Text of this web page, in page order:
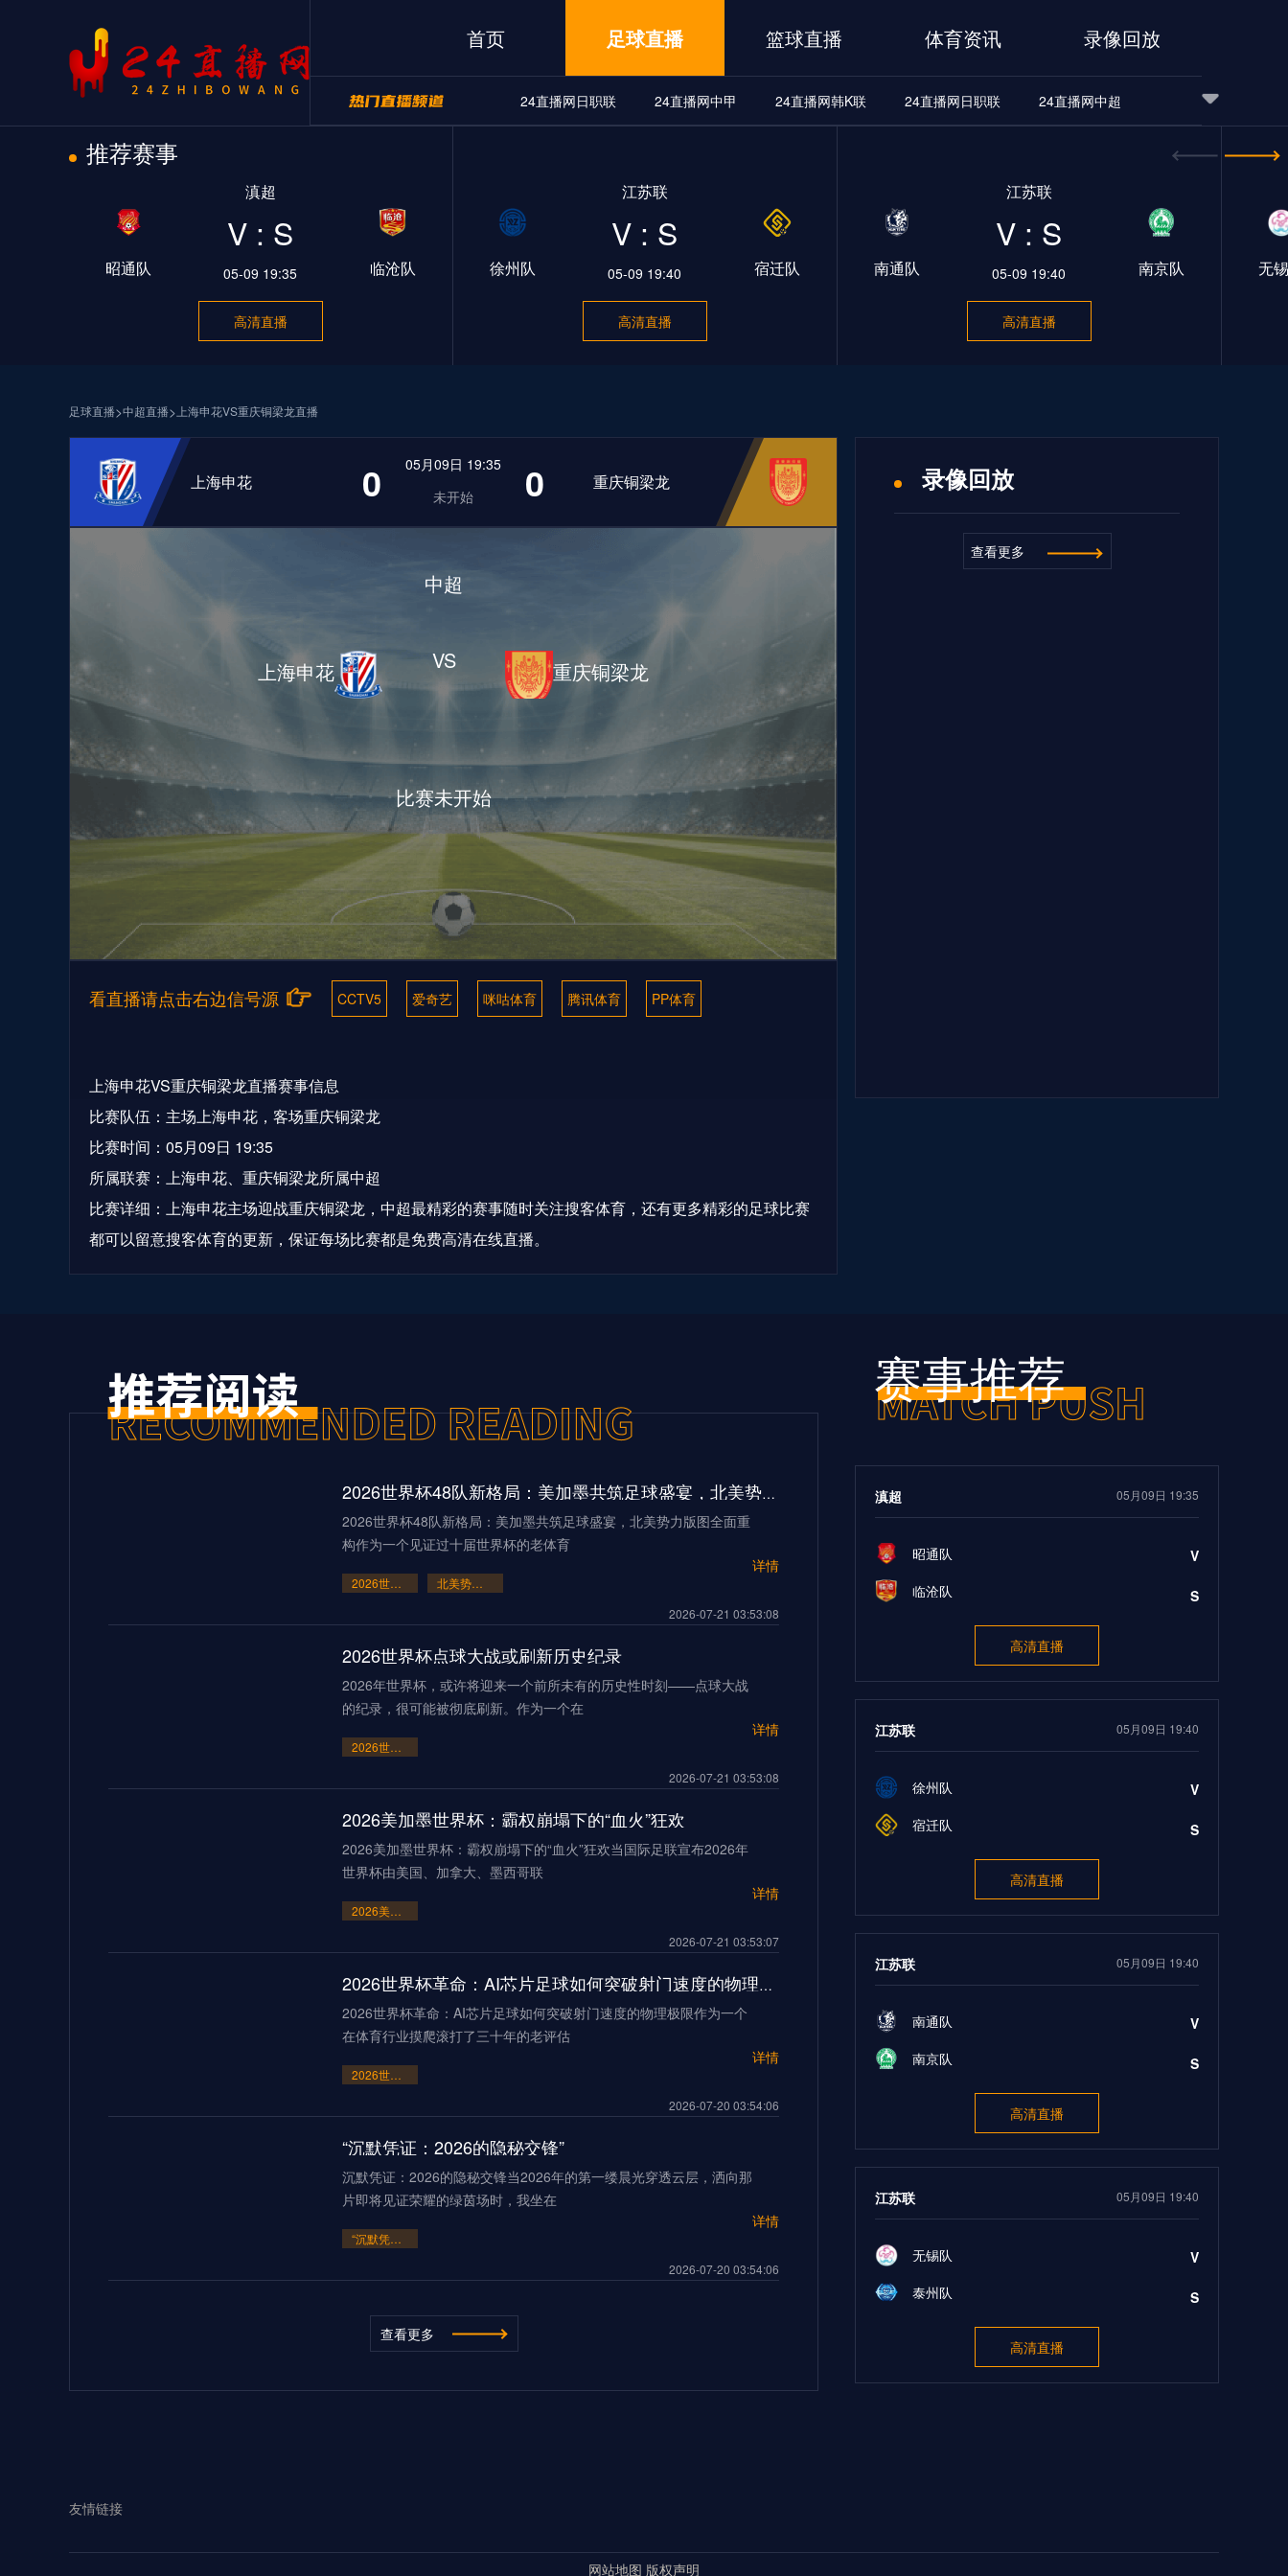
首页 足球直播 篮球直播 体育资讯 录像回放
24直播网日职联 24直播网中甲 24直播网韩K联 24直播网日职联 24直播网中超
24直播网NBA
24直播网韩K联 24直播网NBA
推荐赛事
昭通队
滇超
V : S
05-09 19:35 临沧队
高清直播
徐州队
江苏联
V : S
05-09 19:40 宿迁队
高清直播
南通队
江苏联
V : S
05-09 19:40 南京队
高清直播
无
足球直播>中超直播> 上海申花VS重庆铜梁龙直播
上海申花 0
05月09日 19:35
未开始
0 重庆铜梁龙
上海申花
中超
VS
比赛未开始
重庆铜梁龙
看直播请点击右边信号源 CCTV5 爱奇艺 咪咕体育 腾讯体育 PP体育
上海申花VS重庆铜梁龙直播赛事信息
比赛队伍：主场上海申花，客场重庆铜梁龙
比赛时间：05月09日 19:35
所属联赛：上海申花、重庆铜梁龙所属中超
比赛详细：上海申花主场迎战重庆铜梁龙，中超最精彩的赛事随时关注搜客体育，还有更多精彩的足球比赛
都可以留意搜客体育的更新，保证每场比赛都是免费高清在线直播。
录像回放
查看更多
2026世界杯48队新格局：美加墨共筑足球盛宴，北美势力版图全面重构
2026世界杯48队新格局：美加墨共筑足球盛宴，北美势力版图全面重
构作为一个见证过十届世界杯的老体育
详情
2026世界杯48队新格局：美加墨共筑足球盛宴
北美势力版图全面重构
2026-07-21 03:53:08
2026世界杯点球大战或刷新历史纪录
2026年世界杯，或许将迎来一个前所未有的历史性时刻——点球大战
的纪录，很可能被彻底刷新。作为一个在
详情
2026世界杯点球大战或刷新历史纪录
2026-07-21 03:53:08
2026美加墨世界杯：霸权崩塌下的“血火”狂欢
2026美加墨世界杯：霸权崩塌下的“血火”狂欢当国际足联宣布2026年
世界杯由美国、加拿大、墨西哥联
详情
2026美加墨世界杯：霸权崩塌下的“血火”狂欢
2026-07-21 03:53:07
2026世界杯革命：AI芯片足球如何突破射门速度的物理极限
2026世界杯革命：AI芯片足球如何突破射门速度的物理极限作为一个
在体育行业摸爬滚打了三十年的老评估
详情
2026世界杯革命：AI芯片足球如何突破射门速度的物理极限
2026-07-20 03:54:06
“沉默凭证：2026的隐秘交锋”
沉默凭证：2026的隐秘交锋当2026年的第一缕晨光穿透云层，洒向那
片即将见证荣耀的绿茵场时，我坐在
详情
“沉默凭证：2026的隐秘交锋”
2026-07-20 03:54:06
多伦多BMOField扩容至45,500座的世界杯声场适配性仿真分析
详情
查看更多
赛事推荐
滇超 05月09日 19:35
昭通队
临沧队
V
S
高清直播
江苏联 05月09日 19:40
徐州队
宿迁队
V
S
高清直播
江苏联 05月09日 19:40
南通队
南京队
V
S
高清直播
江苏联 05月09日 19:40
无锡队
泰州队
V
S
高清直播
友情链接
网站地图 版权声明